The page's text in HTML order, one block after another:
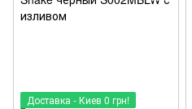
Доставка - Киев 0 грн!